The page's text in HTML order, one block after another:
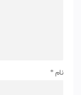
نام *